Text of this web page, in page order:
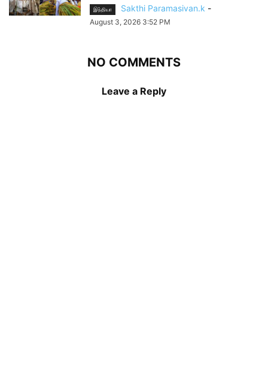
இந்தியா Sakthi Paramasivan.k -
August 3, 2026 3:52 PM
NO COMMENTS
Leave a Reply